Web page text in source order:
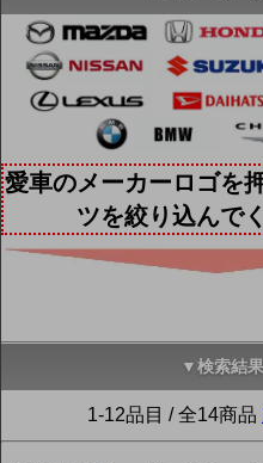
愛車のメーカーロゴを
ツを絞り込んで
▼検索結果
1-12品目 / 全14商品